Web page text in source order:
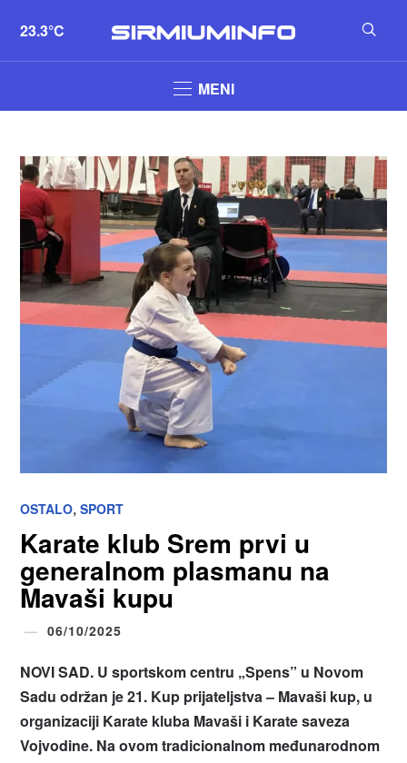
23.3°C
MENI
OSTALO,SPORT
Karate klub Srem prvi u
generalnom plasmanu na
Mavaši kupu
06/10/2025
NOVI SAD. U sportskom centru „Spens” u Novom
Sadu održan je 21. Kup prijateljstva – Mavaši kup, u
organizaciji Karate kluba Mavaši i Karate saveza
Vojvodine. Na ovom tradicionalnom međunarodnom